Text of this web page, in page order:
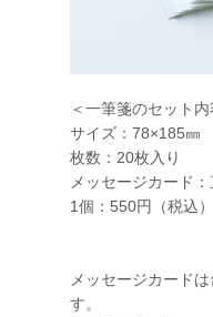
＜一筆箋のセット内
サイズ：78×185㎜
枚数：20枚入り
メッセージカード
1個：550円（税込）
メッセージカード
す。